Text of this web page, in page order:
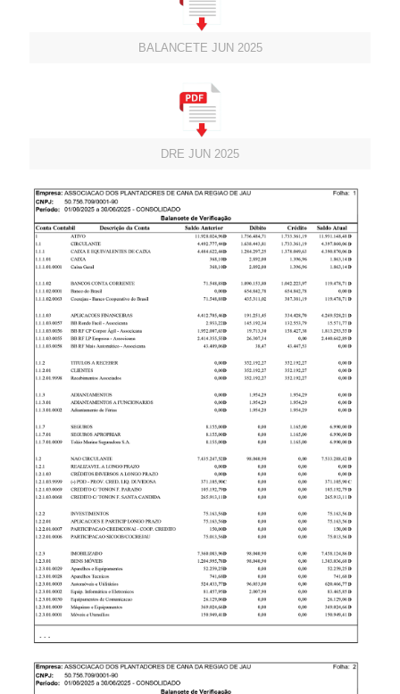
BALANCETE JUN 2025
DRE JUN 2025